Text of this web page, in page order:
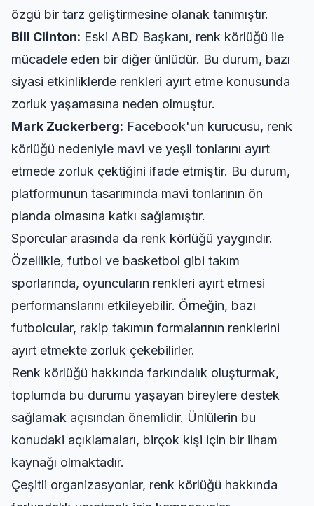
özgü bir tarz geliştirmesine olanak tanımıştır.
Bill Clinton: Eski ABD Başkanı, renk körlüğü ile
mücadele eden bir diğer ünlüdür. Bu durum, bazı
siyasi etkinliklerde renkleri ayırt etme konusunda
zorluk yaşamasına neden olmuştur.
Mark Zuckerberg: Facebook'un kurucusu, renk
körlüğü nedeniyle mavi ve yeşil tonlarını ayırt
etmede zorluk çektiğini ifade etmiştir. Bu durum,
platformunun tasarımında mavi tonlarının ön
planda olmasına katkı sağlamıştır.
Sporcular arasında da renk körlüğü yaygındır.
Özellikle, futbol ve basketbol gibi takım
sporlarında, oyuncuların renkleri ayırt etmesi
performanslarını etkileyebilir. Örneğin, bazı
futbolcular, rakip takımın formalarının renklerini
ayırt etmekte zorluk çekebilirler.
Renk körlüğü hakkında farkındalık oluşturmak,
toplumda bu durumu yaşayan bireylere destek
sağlamak açısından önemlidir. Ünlülerin bu
konudaki açıklamaları, birçok kişi için bir ilham
kaynağı olmaktadır.
Çeşitli organizasyonlar, renk körlüğü hakkında